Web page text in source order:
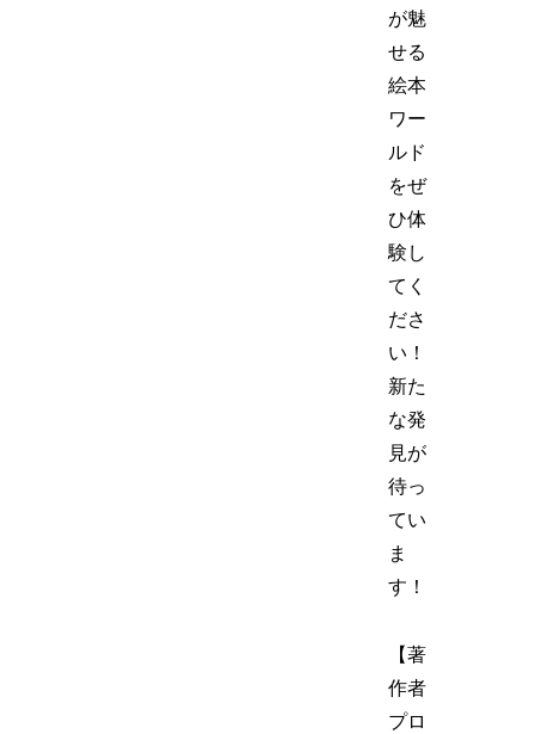
が魅
せる
絵本
ワー
ルド
をぜ
ひ体
験し
てく
ださ
い！
新た
な発
見が
待っ
てい
ま
す！
【著
作者
プロ